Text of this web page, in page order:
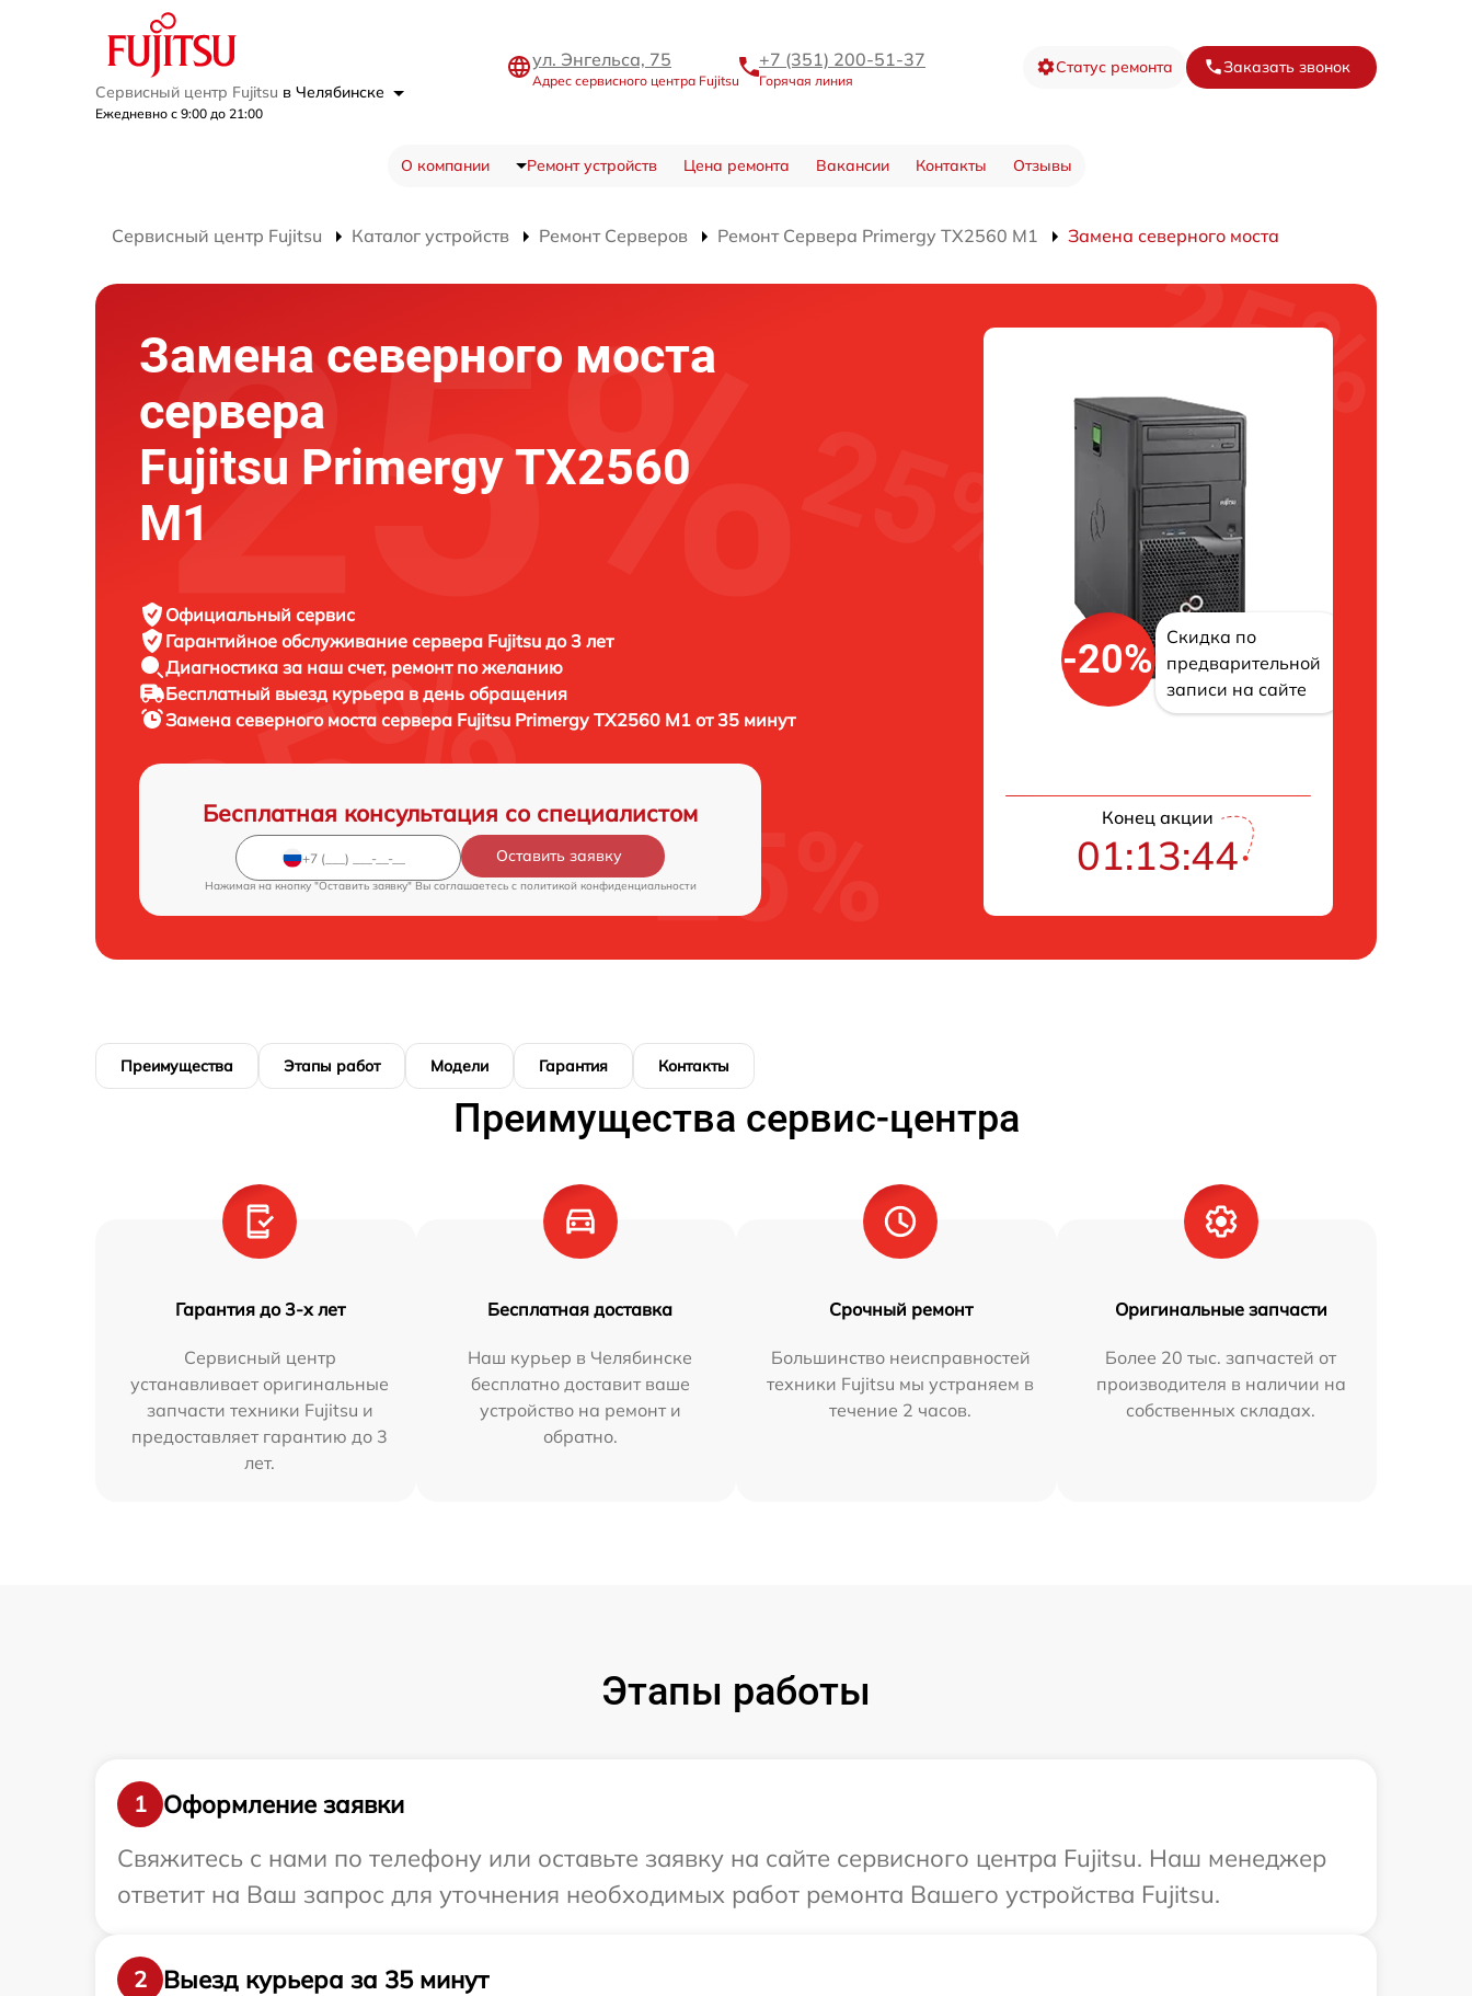
Сервисный центр Fujitsu в Челябинске
Ежедневно с 9:00 до 21:00
ул. Энгельса, 75
Адрес сервисного центра Fujitsu
+7 (351) 200-51-37
Горячая линия
Статус ремонта Заказать звонок
О компании Ремонт устройств Цена ремонта Вакансии Контакты Отзывы
Сервисный центр Fujitsu Каталог устройств Ремонт Серверов Ремонт Сервера Primergy TX2560 M1 Замена северного моста
Замена северного моста
сервера
Fujitsu Primergy TX2560
M1
Официальный сервис
Гарантийное обслуживание сервера Fujitsu до 3 лет
Диагностика за наш счет, ремонт по желанию
Бесплатный выезд курьера в день обращения
Замена северного моста сервера Fujitsu Primergy TX2560 M1 от 35 минут
Бесплатная консультация со специалистом
Оставить заявку
Нажимая на кнопку "Оставить заявку" Вы соглашаетесь c политикой конфиденциальности
-20%
Скидка по
предварительной
записи на сайте
Конец акции
01:13:43
Преимущества Этапы работ Модели Гарантия Контакты
Преимущества сервис-центра
Гарантия до 3-х лет
Сервисный центр
устанавливает оригинальные
запчасти техники Fujitsu и
предоставляет гарантию до 3
лет.
Бесплатная доставка
Наш курьер в Челябинске
бесплатно доставит ваше
устройство на ремонт и
обратно.
Срочный ремонт
Большинство неисправностей
техники Fujitsu мы устраняем в
течение 2 часов.
Оригинальные запчасти
Более 20 тыс. запчастей от
производителя в наличии на
собственных складах.
Этапы работы
1
Оформление заявки
Свяжитесь с нами по телефону или оставьте заявку на сайте сервисного центра Fujitsu. Наш менеджер
ответит на Ваш запрос для уточнения необходимых работ ремонта Вашего устройства Fujitsu.
2
Выезд курьера за 35 минут